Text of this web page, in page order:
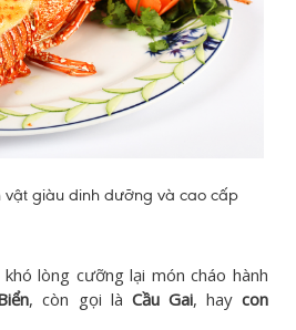
vật giàu dinh dưỡng và cao cấp
khó lòng cưỡng lại món cháo hành
, còn gọi là Cầu Gai, haycon